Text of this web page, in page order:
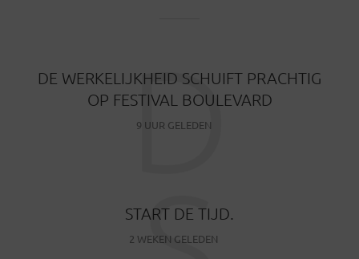
DE WERKELIJKHEID SCHUIFT PRACHTIG
OP FESTIVAL BOULEVARD
9 UUR GELEDEN
D
START DE TIJD.
2 WEKEN GELEDEN